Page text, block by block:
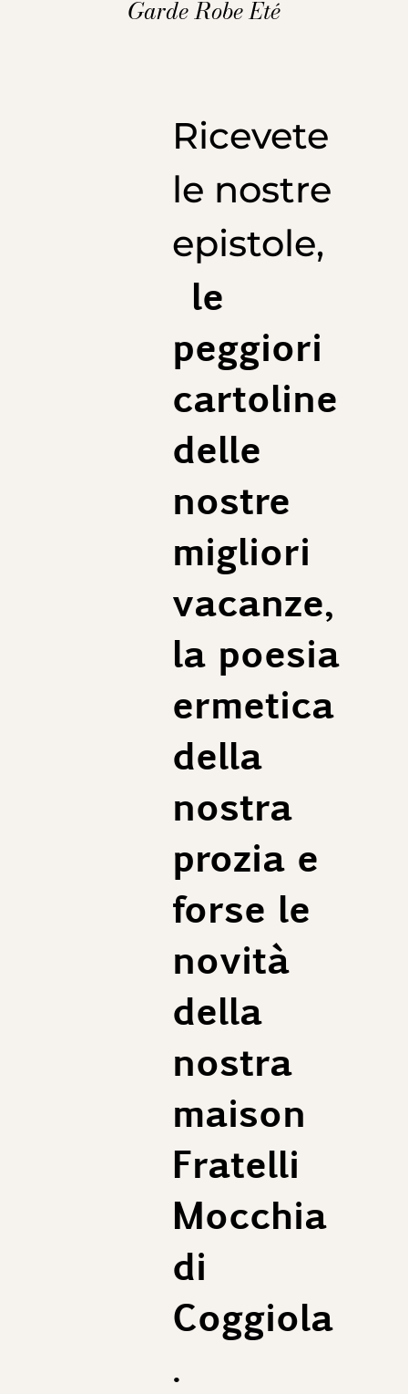
Garde Robe Été
Ricevete
le nostre
epistole,
le
peggiori
cartoline
delle
nostre
migliori
vacanze,
la poesia
ermetica
della
nostra
prozia e
forse le
novità
della
nostra
maison
Fratelli
Mocchia
di
Coggiola
.